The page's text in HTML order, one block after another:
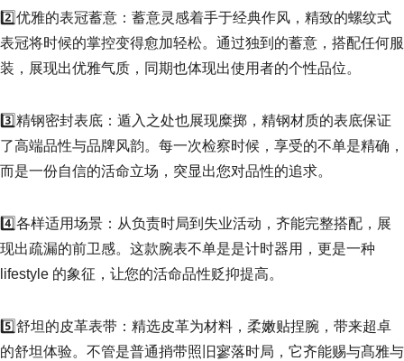
2️⃣优雅的表冠蓄意：蓄意灵感着手于经典作风，精致的螺纹式
表冠将时候的掌控变得愈加轻松。通过独到的蓄意，搭配任何服
装，展现出优雅气质，同期也体现出使用者的个性品位。
3️⃣精钢密封表底：遁入之处也展现糜掷，精钢材质的表底保证
了高端品性与品牌风韵。每一次检察时候，享受的不单是精确，
而是一份自信的活命立场，突显出您对品性的追求。
4️⃣各样适用场景：从负责时局到失业活动，齐能完整搭配，展
现出疏漏的前卫感。这款腕表不单是是计时器用，更是一种
lifestyle 的象征，让您的活命品性贬抑提高。
5️⃣舒坦的皮革表带：精选皮革为材料，柔嫩贴捏腕，带来超卓
的舒坦体验。不管是普通捎带照旧寥落时局，它齐能赐与髙雅与